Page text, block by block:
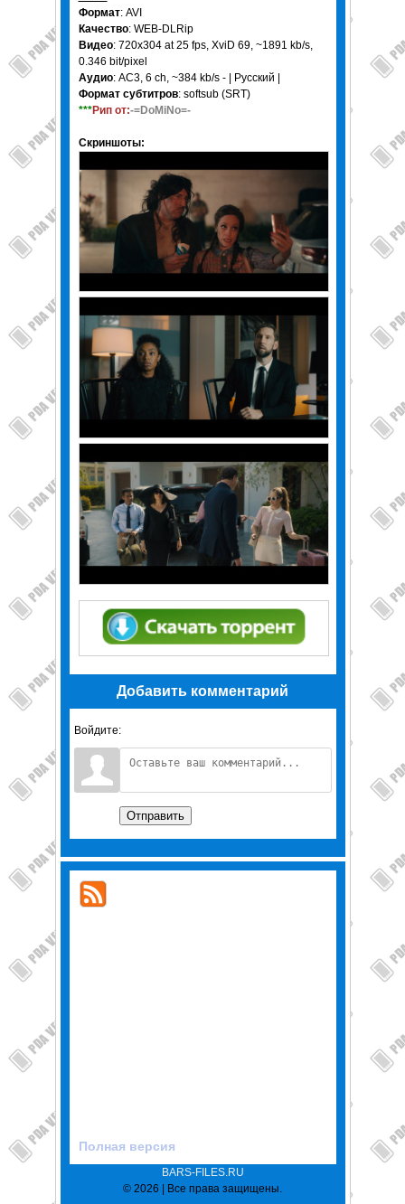
Формат: AVI
Качество: WEB-DLRip
Видео: 720x304 at 25 fps, XviD 69, ~1891 kb/s,
0.346 bit/pixel
Аудио: AC3, 6 ch, ~384 kb/s - | Русский |
Формат субтитров: softsub (SRT)
***Рип от:-=DoMiNo=-
Скриншоты:
Добавить комментарий
Войдите:
Отправить
Полная версия
BARS-FILES.RU
© 2026 | Все права защищены.